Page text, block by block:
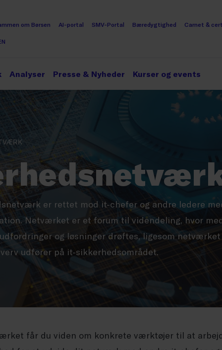
om Børsen AI-portal SMV-Portal Bæredygtighed Carnet &
Analyser Presse & Nyheder Kurser og events
er rettet mod it-chefer og andre ledere
Netværket er et forum til videndeling, hvor
og løsninger drøftes, ligesom
udfører på it-sikkerhedsområdet.
får du viden om konkrete værktøjer til at